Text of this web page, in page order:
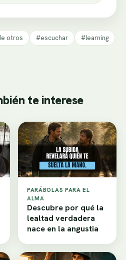
otros #escuchar
#learning
te interese
PARÁBOLAS PARA EL
ALMA
Descubre por qué la
lealtad verdadera
nace en la angustia